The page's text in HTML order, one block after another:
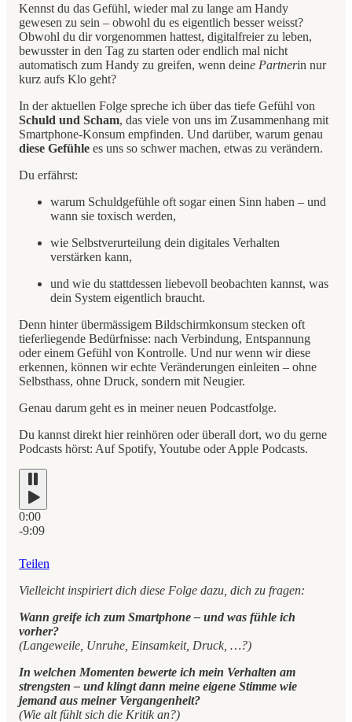
Kennst du das Gefühl, wieder mal zu lange am Handy
gewesen zu sein – obwohl du es eigentlich besser weisst?
Obwohl du dir vorgenommen hattest, digitalfreier zu leben,
bewusster in den Tag zu starten oder endlich mal nicht
automatisch zum Handy zu greifen, wenn deine Partnerin nur
kurz aufs Klo geht?
In der aktuellen Folge spreche ich über das tiefe Gefühl von
Schuld und Scham, das viele von uns im Zusammenhang mit
Smartphone-Konsum empfinden. Und darüber, warum genau
diese Gefühle es uns so schwer machen, etwas zu verändern.
Du erfährst:
warum Schuldgefühle oft sogar einen Sinn haben – und
wann sie toxisch werden,
wie Selbstverurteilung dein digitales Verhalten
verstärken kann,
und wie du stattdessen liebevoll beobachten kannst, was
dein System eigentlich braucht.
Denn hinter übermässigem Bildschirmkonsum stecken oft
tieferliegende Bedürfnisse: nach Verbindung, Entspannung
oder einem Gefühl von Kontrolle. Und nur wenn wir diese
erkennen, können wir echte Veränderungen einleiten – ohne
Selbsthass, ohne Druck, sondern mit Neugier.
Genau darum geht es in meiner neuen Podcastfolge.
Du kannst direkt hier reinhören oder überall dort, wo du gerne
Podcasts hörst: Auf Spotify, Youtube oder Apple Podcasts.
0:00
-9:09
Teilen
Vielleicht inspiriert dich diese Folge dazu, dich zu fragen:
Wann greife ich zum Smartphone – und was fühle ich
vorher?
(Langeweile, Unruhe, Einsamkeit, Druck, …?)
In welchen Momenten bewerte ich mein Verhalten am
strengsten – und klingt dann meine eigene Stimme wie
jemand aus meiner Vergangenheit?
(Wie alt fühlt sich die Kritik an?)